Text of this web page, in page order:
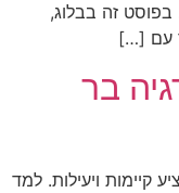
בפוסט זה בבלוג,
עם […]
בר
קיימות ויעילות. למד